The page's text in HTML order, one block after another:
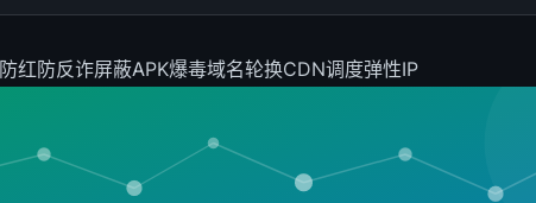
红防反诈屏蔽APK爆毒域名轮换CDN调度弹性IP